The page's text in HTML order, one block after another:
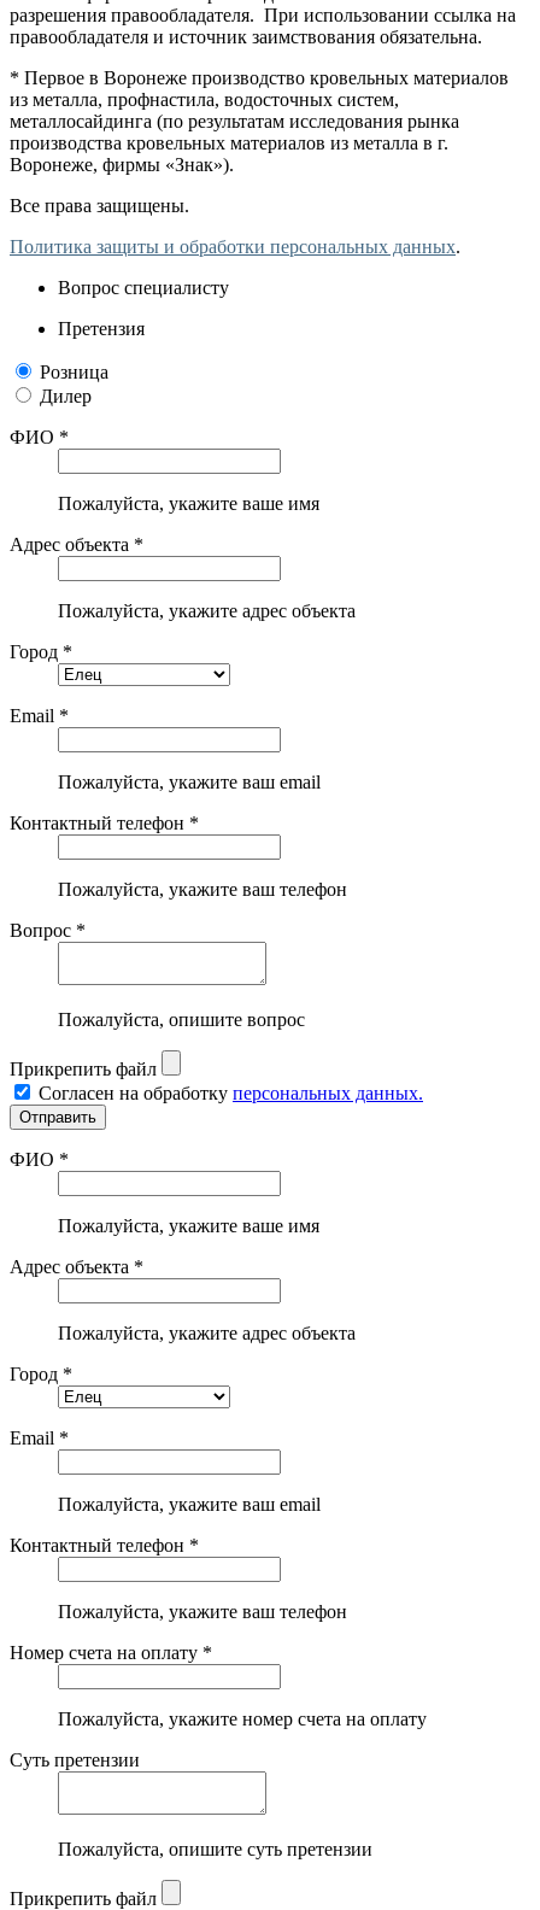
разрешения правообладателя. При использовании ссылка на
правообладателя и источник заимствования обязательна.
* Первое в Воронеже производство кровельных материалов
из металла, профнастила, водосточных систем,
металлосайдинга (по результатам исследования рынка
производства кровельных материалов из металла в г.
Воронеже, фирмы «Знак»).
Все права защищены.
Политика защиты и обработки персональных данных.
Вопрос специалисту
Претензия
Розница
Дилер
ФИО *
Пожалуйста, укажите ваше имя
Адрес объекта *
Пожалуйста, укажите адрес объекта
Город *
Email *
Пожалуйста, укажите ваш email
Контактный телефон *
Пожалуйста, укажите ваш телефон
Вопрос *
Пожалуйста, опишите вопрос
Прикрепить файл
Согласен на обработку персональных данных.
ФИО *
Пожалуйста, укажите ваше имя
Адрес объекта *
Пожалуйста, укажите адрес объекта
Город *
Email *
Пожалуйста, укажите ваш email
Контактный телефон *
Пожалуйста, укажите ваш телефон
Номер счета на оплату *
Пожалуйста, укажите номер счета на оплату
Суть претензии
Пожалуйста, опишите суть претензии
Прикрепить файл